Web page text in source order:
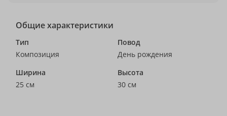
Общие характеристики
Тип
Композиция
Повод
День рождения
Ширина
25 см
Высота
30 см